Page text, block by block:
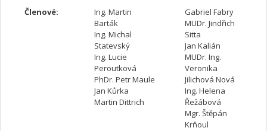
Členové:
Ing. Martin
Barták
Ing. Michal
Statevský
Ing. Lucie
Peroutková
PhDr. Petr Maule
Jan Kůrka
Martin Dittrich
Gabriel Fabry
MUDr. Jindřich
Sitta
Jan Kalián
MUDr. Ing.
Veronika
Jilichová Nová
Ing. Helena
Řežábová
Mgr. Štěpán
Krňoul